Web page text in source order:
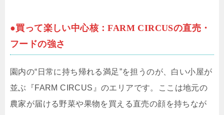
●買って楽しい中心核：FARM CIRCUSの直売・
フードの強さ
園内の“日常に持ち帰れる満足”を担うのが、白い小屋が
並ぶ『FARM CIRCUS』のエリアです。ここは地元の
農家が届ける野菜や果物を買える直売の顔を持ちなが